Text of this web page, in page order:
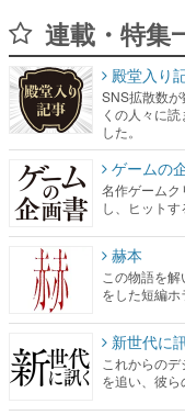
連載・特集
殿堂入り
SNS拡散数
くの人々に
した。
ゲームの
名作ゲームク
し、ヒットす
赫本
この物語を
をした短編ホ
新世代に
これからの
を追い、彼ら